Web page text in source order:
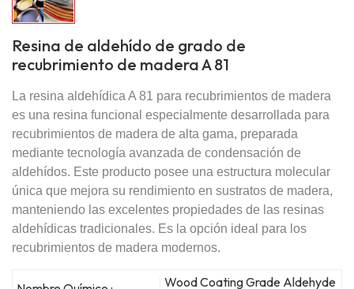
Resina de aldehído de grado de
recubrimiento de madera A 81
La resina aldehídica A 81 para recubrimientos de madera
es una resina funcional especialmente desarrollada para
recubrimientos de madera de alta gama, preparada
mediante tecnología avanzada de condensación de
aldehídos. Este producto posee una estructura molecular
única que mejora su rendimiento en sustratos de madera,
manteniendo las excelentes propiedades de las resinas
aldehídicas tradicionales. Es la opción ideal para los
recubrimientos de madera modernos.
Wood Coating Grade Aldehyde